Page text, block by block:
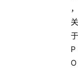
，
关
于
P
O